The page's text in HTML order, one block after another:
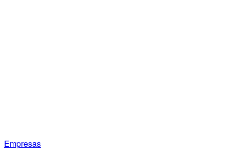
Empresas